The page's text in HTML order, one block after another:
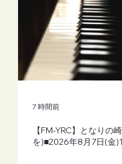
【FM-YRC】となりの
を)■2026年8月7日(金
7 時間前